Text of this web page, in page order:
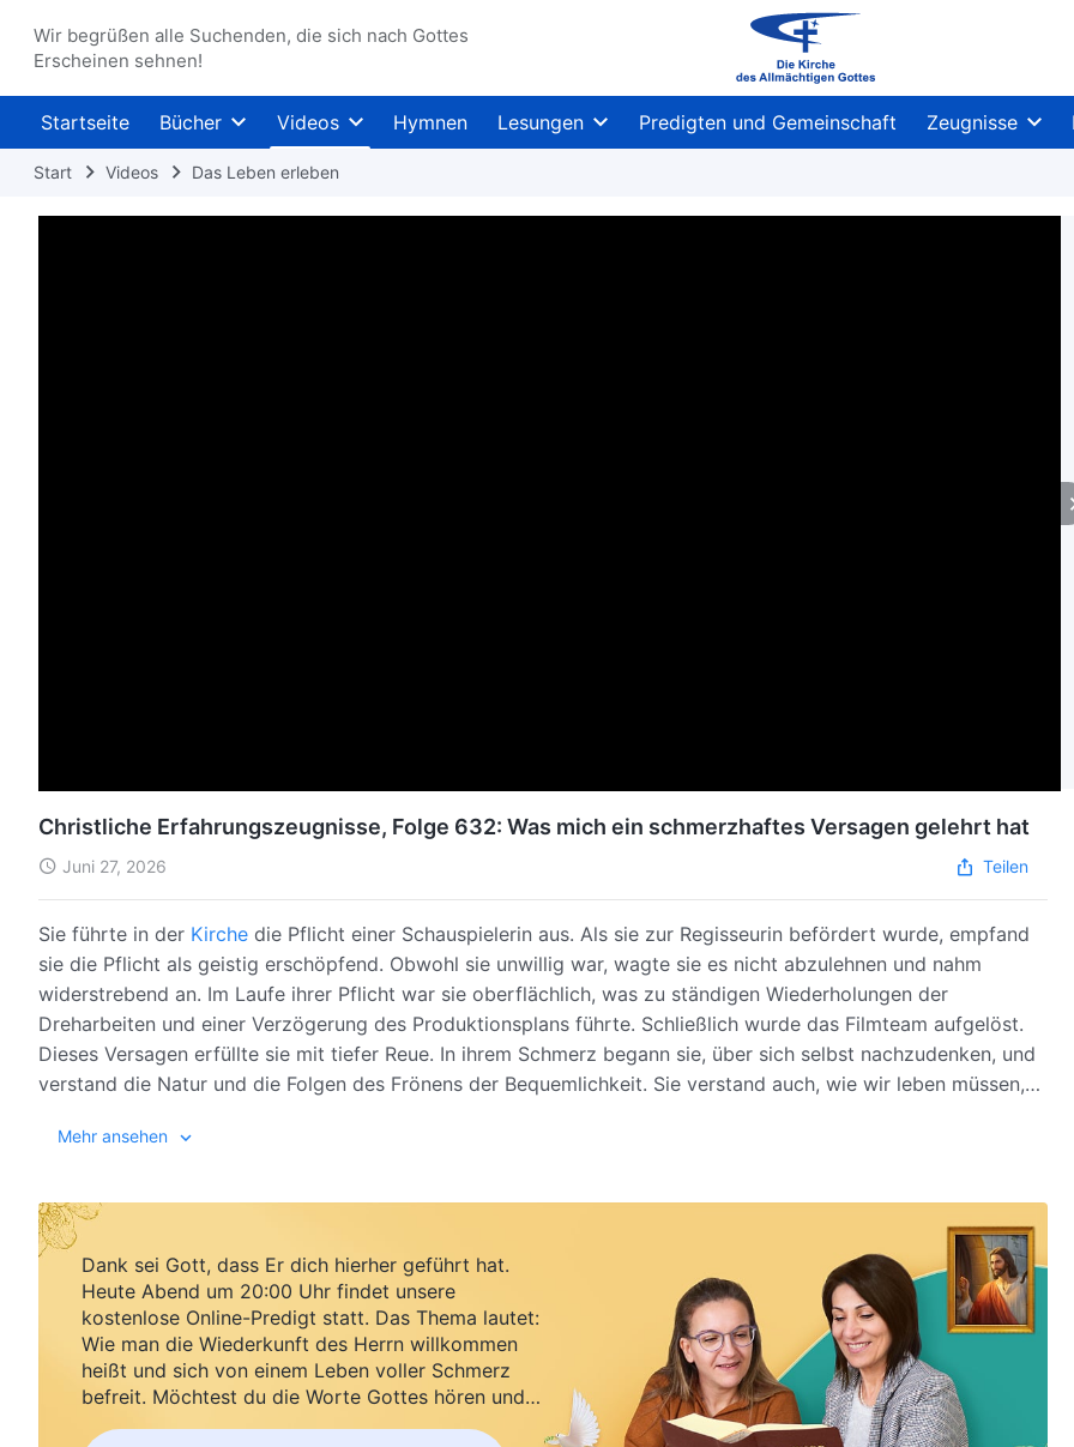
Wir begrüßen alle Suchenden, die sich nach Gottes
Erscheinen sehnen!
Startseite Bücher Videos Hymnen Lesungen Predigten und Gemeinschaft Zeugnisse
Start Videos Das Leben erleben
Christliche Erfahrungszeugnisse, Folge 632: Was mich ein schmerzhaftes Versagen gelehrt hat
Juni 27, 2026 Teilen
Sie führte in der Kirche die Pflicht einer Schauspielerin aus. Als sie zur Regisseurin befördert wurde, empfand
sie die Pflicht als geistig erschöpfend. Obwohl sie unwillig war, wagte sie es nicht abzulehnen und nahm
widerstrebend an. Im Laufe ihrer Pflicht war sie oberflächlich, was zu ständigen Wiederholungen der
Dreharbeiten und einer Verzögerung des Produktionsplans führte. Schließlich wurde das Filmteam aufgelöst.
Dieses Versagen erfüllte sie mit tiefer Reue. In ihrem Schmerz begann sie, über sich selbst nachzudenken, und
verstand die Natur und die Folgen des Frönens der Bequemlichkeit. Sie verstand auch, wie wir leben müssen,
Mehr ansehen
Dank sei Gott, dass Er dich hierher geführt hat.
Heute Abend um 20:00 Uhr findet unsere
kostenlose Online-Predigt statt. Das Thema lautet:
Wie man die Wiederkunft des Herrn willkommen
heißt und sich von einem Leben voller Schmerz
befreit. Möchtest du die Worte Gottes hören und